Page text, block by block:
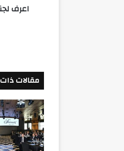
اعرف
مقالات